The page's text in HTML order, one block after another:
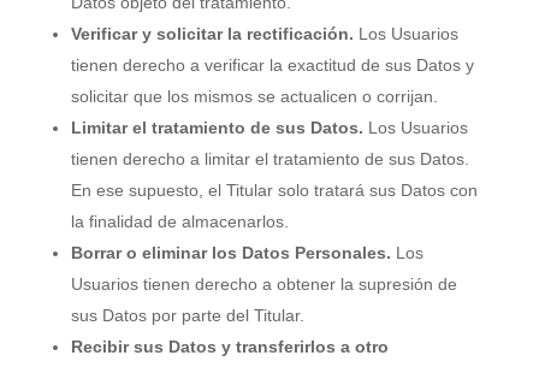
Verificar y solicitar la rectificación. Los Usuarios
tienen derecho a verificar la exactitud de sus Datos y
solicitar que los mismos se actualicen o corrijan.
Limitar el tratamiento de sus Datos. Los Usuarios
tienen derecho a limitar el tratamiento de sus Datos.
En ese supuesto, el Titular solo tratará sus Datos con
la finalidad de almacenarlos.
Borrar o eliminar los Datos Personales. Los
Usuarios tienen derecho a obtener la supresión de
sus Datos por parte del Titular.
Recibir sus Datos y transferirlos a otro